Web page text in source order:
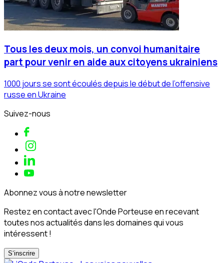
Tous les deux mois, un convoi humanitaire
part pour venir en aide aux citoyens ukrainiens
1000 jours se sont écoulés depuis le début de l’offensive
russe en Ukraine
Suivez-nous
Abonnez vous à notre newsletter
Restez en contact avec l'Onde Porteuse en recevant
toutes nos actualités dans les domaines qui vous
intéressent !
S‘inscrire